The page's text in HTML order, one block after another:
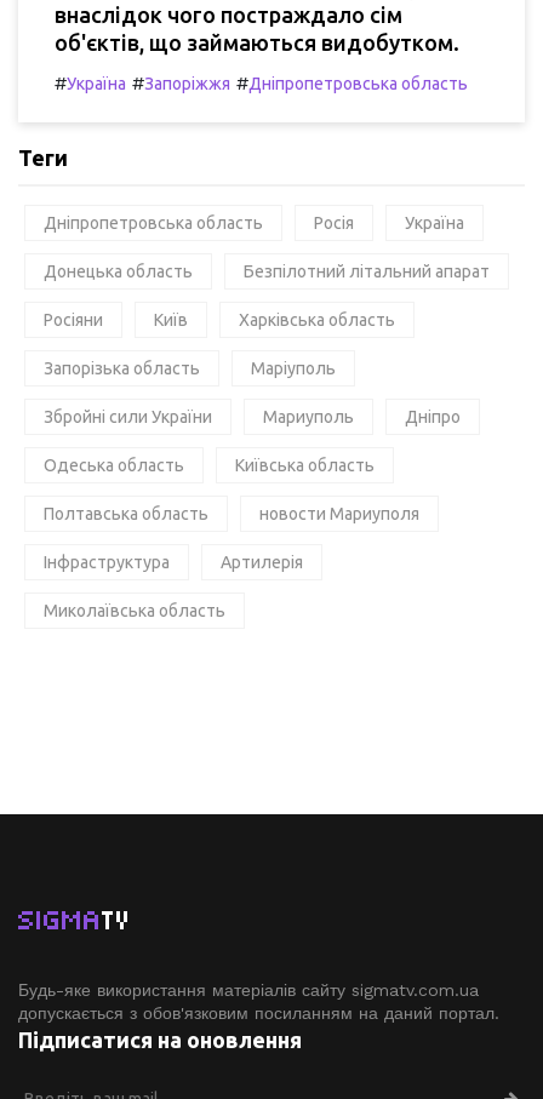
внаслідок чого постраждало сім
об'єктів, що займаються видобутком.
#Україна #Запоріжжя #Дніпропетровська область
Теги
Дніпропетровська область Росія Україна
Донецька область Безпілотний літальний апарат
Росіяни Київ Харківська область
Запорізька область Маріуполь
Збройні сили України Мариуполь Дніпро
Одеська область Київська область
Полтавська область новости Мариуполя
Інфраструктура Артилерія
Миколаївська область
SIGMATV
Будь-яке використання матеріалів сайту sigmatv.com.ua
допускається з обов'язковим посиланням на даний портал.
Підписатися на оновлення